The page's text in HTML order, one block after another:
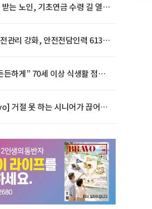
는 노인, 기초연금 수령 길 열린
관리 강화, 안전전담인력 613명
든하게” 70세 이상 식생활 점수
거절 못 하는 시니어가 끊어야